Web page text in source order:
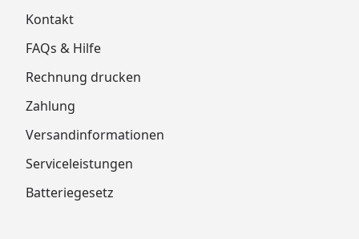
Kontakt
FAQs & Hilfe
Rechnung drucken
Zahlung
Versandinformationen
Serviceleistungen
Batteriegesetz